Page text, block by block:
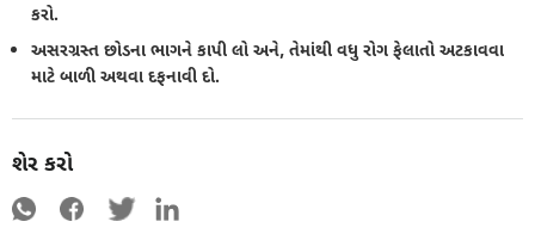
કરો.
અસરગ્રસ્ત છોડના ભાગને કાપી લો અને, તેમાંથી વધુ રોગ ફેલાતો અટકાવવા
માટે બાળી અથવા દફનાવી દો.
શેર કરો